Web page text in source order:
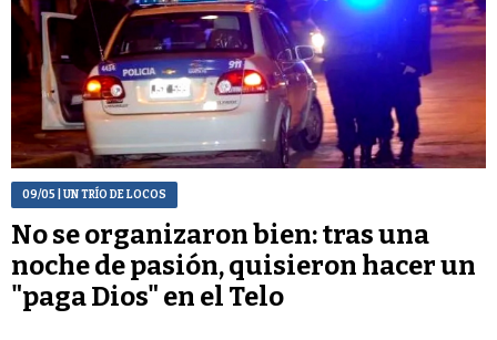
09/05 | UN TRÍO DE LOCOS
No se organizaron bien: tras una
noche de pasión, quisieron hacer un
"paga Dios" en el Telo